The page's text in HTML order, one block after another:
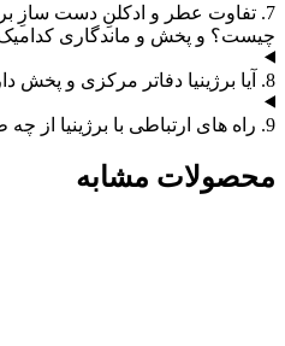
7. تفاوت عطر و ادکلنِ دست سازِ
چیست؟ و پخش و ماندگاری
8. آیا برژینیا دفاتر مرکزی و پخش دارد؟
9. راه های ارتباطی با برژینیا از چه طریقی انجام میپذیرد؟
محصولات مشابه